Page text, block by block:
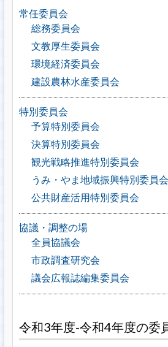
常任委員会
総務委員会
文教厚生委員会
環境経済委員会
建設農林水産委員会
特別委員会
予算特別委員会
決算特別委員会
観光戦略推進特別委員会
うみ・やま地域振興特別委員会
公共財産活用特別委員会
協議・調整の場
全員協議会
市政調査研究会
議会広報誌編集委員会
令和3年度-令和4年度の委